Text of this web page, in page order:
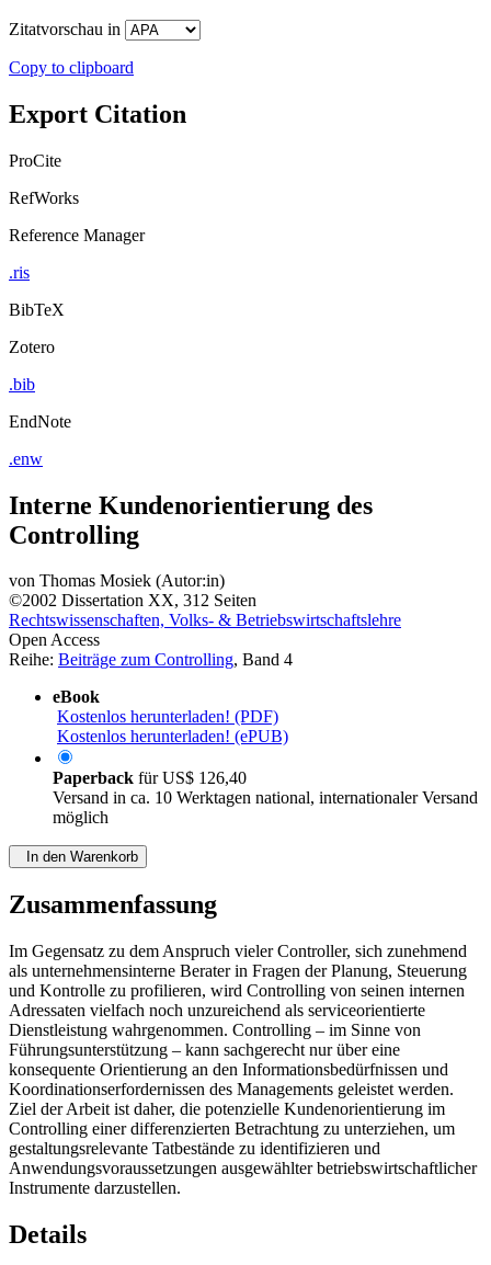
Zitatvorschau in
Copy to clipboard
Export Citation
ProCite
RefWorks
Reference Manager
.ris
BibTeX
Zotero
.bib
EndNote
.enw
Interne Kundenorientierung des
Controlling
von Thomas Mosiek (Autor:in)
©2002 Dissertation XX, 312 Seiten
Rechtswissenschaften, Volks- & Betriebswirtschaftslehre
Open Access
Reihe: Beiträge zum Controlling, Band 4
eBook
Kostenlos herunterladen! (PDF)
Kostenlos herunterladen! (ePUB)
Paperback fürUS$ 126,40
Versand in ca. 10 Werktagen national, internationaler Versand
möglich
In den Warenkorb
Zusammenfassung
Im Gegensatz zu dem Anspruch vieler Controller, sich zunehmend
als unternehmensinterne Berater in Fragen der Planung, Steuerung
und Kontrolle zu profilieren, wird Controlling von seinen internen
Adressaten vielfach noch unzureichend als serviceorientierte
Dienstleistung wahrgenommen. Controlling – im Sinne von
Führungsunterstützung – kann sachgerecht nur über eine
konsequente Orientierung an den Informationsbedürfnissen und
Koordinationserfordernissen des Managements geleistet werden.
Ziel der Arbeit ist daher, die potenzielle Kundenorientierung im
Controlling einer differenzierten Betrachtung zu unterziehen, um
gestaltungsrelevante Tatbestände zu identifizieren und
Anwendungsvoraussetzungen ausgewählter betriebswirtschaftlicher
Instrumente darzustellen.
Details